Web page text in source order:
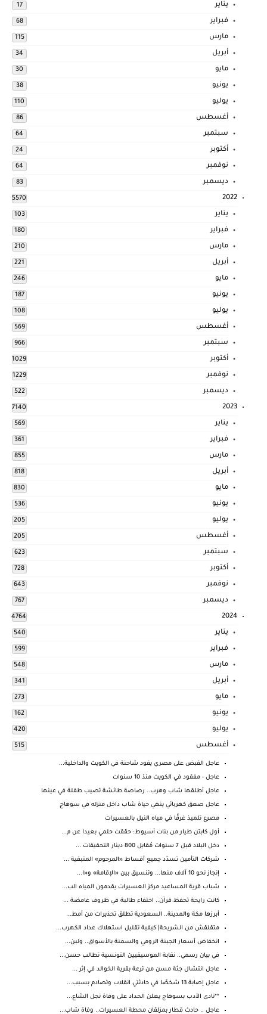
يناير 17
فبراير 68
مارس 115
أبريل 34
مايو 30
يونيو 38
يوليو 110
أغسطس 86
سبتمبر 64
أكتوبر 24
نوفمبر 64
ديسمبر 83
2022
5570
يناير 103
فبراير 180
مارس 210
أبريل 221
مايو 246
يونيو 187
يوليو 108
أغسطس 569
سبتمبر 966
أكتوبر 1029
نوفمبر 1229
ديسمبر 522
2023
7140
يناير 569
فبراير 361
مارس 855
أبريل 818
مايو 830
يونيو 536
يوليو 205
أغسطس 205
سبتمبر 623
أكتوبر 728
نوفمبر 643
ديسمبر 767
2024
4764
يناير 540
فبراير 599
مارس 548
أبريل 341
مايو 273
يونيو 162
يوليو 420
أغسطس 515
عاجل القبض على مصري يقود شاحنة في الكويت والداخلية...
عاجل - مفقود في الكويت منذ 10 سنوات
عاجل أطلقها شاب وهرب.. رصاصة طائشة تصيب طفلة في عينها
عاجل صعق كهربائي ينهي حياة شاب داخل منزله في سوهاج
مصرع تلميذ غرقًا في مياه النيل بالعسيرات
أول كابتن طيار من بنات أسيوط: حققت حلمي بعيدا عن م...
دخل البلاد قبل 7 سنوات مُقابل 800 دينار التحقيقات ...
شركات التأمين تسدّد جميع أقساط «المرحوم» المتبقية ...
إنجاز نحو 10 آلاف منها... وتنسيق بين «الإقامة» و«ا...
شباب قرية المساعيد مركز العسيرات يقدمون المياه الب...
كانت رايحة تحفظ قرآن.. اختفاء طالبة في ظروف غامضة ...
أبرزها مكة والمدينة.. السعودية تطلق تحذيرات من أمط...
متقلقش من الشريحة| كيفية تقليل استهلاك عداد الكهرب...
انخفاض أسعار الجبنة الرومي والسمنة بالأسواق.. ولبن...
في بيان رسمي.. نقابة الموسيقيين التونسية تطالب حسن...
عاجل انتشال جثة مسن من ترعة بقرية الخوالد في إثر ...
عاجل إصابة 13 شخصًا في حادثتي انقلاب وتصادم بسبب...
**نادى الأدب بسوهاج يعلن الحداد على وفاة نجل الشاع...
عاجل .. حادث قطار بمزلقان محطة العسيرات.. وفاة شاب...